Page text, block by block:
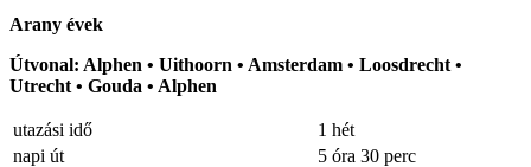
Arany évek
Útvonal: Alphen • Uithoorn • Amsterdam • Loosdrecht •
Utrecht • Gouda • Alphen
utazási idő
1 hét
napi út
5 óra 30 perc